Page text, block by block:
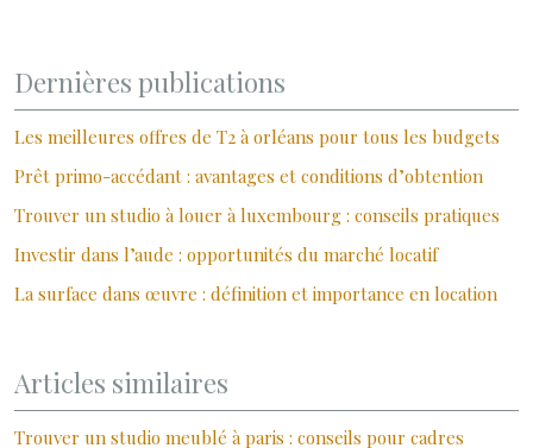
Dernières publications
Les meilleures offres de T2 à orléans pour tous les budgets
Prêt primo-accédant : avantages et conditions d’obtention
Trouver un studio à louer à luxembourg : conseils pratiques
Investir dans l’aude : opportunités du marché locatif
La surface dans œuvre : définition et importance en location
Articles similaires
Trouver un studio meublé à paris : conseils pour cadres